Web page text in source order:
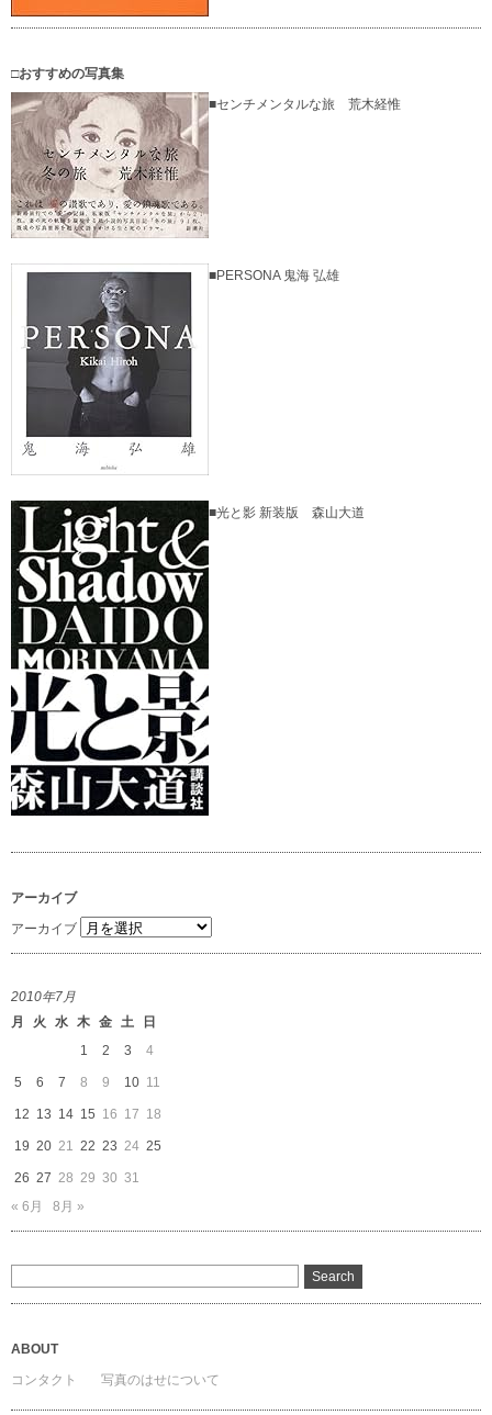
□おすすめの写真集
■センチメンタルな旅 荒木経惟
■PERSONA 鬼海 弘雄
■光と影 新装版 森山大道
アーカイブ
アーカイブ
2010年7月
月
火 水 木 金 土
日
1
2 3 4
5 6 7 8 9 10 11
12 13 14 15 16 17 18
19 20 21 22 23 24 25
26 27 28 29 30 31
« 6月
8月 »
ABOUT
コンタクト
写真のはせについて